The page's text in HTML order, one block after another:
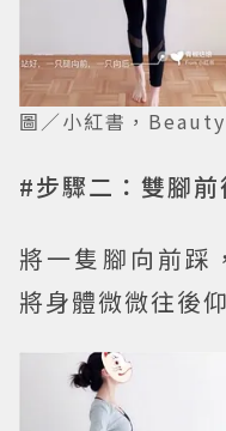
圖／小紅書，
#步驟二：雙腳
將一隻腳向前踩
將身體微微往後